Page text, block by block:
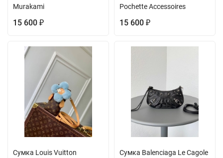
Murakami
15 600 ₽
Pochette Accessoires
15 600 ₽
Сумка Louis Vuitton
Сумка Balenciaga Le Cagole